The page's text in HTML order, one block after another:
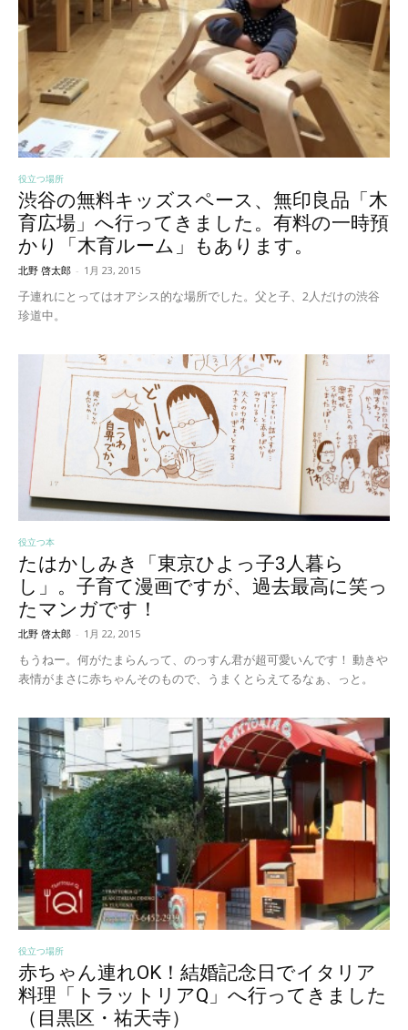
役立つ場所
渋谷の無料キッズスペース、無印良品「木
育広場」へ行ってきました。有料の一時預
かり「木育ルーム」もあります。
北野 啓太郎 - 1月 23, 2015
子連れにとってはオアシス的な場所でした。父と子、2人だけの渋谷
珍道中。
役立つ本
たはかしみき「東京ひよっ子3人暮ら
し」。子育て漫画ですが、過去最高に笑っ
たマンガです！
北野 啓太郎 - 1月 22, 2015
もうねー。何がたまらんって、のっすん君が超可愛いんです！ 動きや
表情がまさに赤ちゃんそのもので、うまくとらえてるなぁ、っと。
役立つ場所
赤ちゃん連れOK！結婚記念日でイタリア
料理「トラットリアQ」へ行ってきました
（目黒区・祐天寺）